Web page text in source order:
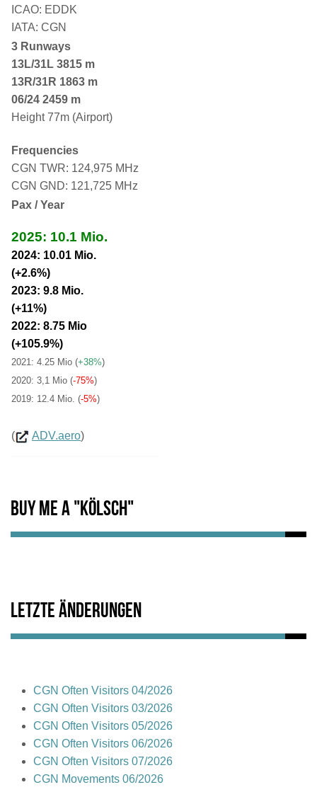
ICAO: EDDK
IATA: CGN
3 Runways
13L/31L 3815 m
13R/31R 1863 m
06/24 2459 m
Height 77m (Airport)
Frequencies
CGN TWR: 124,975 MHz
CGN GND: 121,725 MHz
Pax / Year
2025: 10.1 Mio.
2024: 10.01 Mio.
(+2.6%)
2023: 9.8 Mio.
(+11%)
2022: 8.75 Mio
(+105.9%)
2021: 4.25 Mio (+38%)
2020: 3,1 Mio (-75%)
2019: 12.4 Mio. (-5%)
( ADV.aero)
Buy me a "Kölsch"
Letzte Änderungen
CGN Often Visitors 04/2026
CGN Often Visitors 03/2026
CGN Often Visitors 05/2026
CGN Often Visitors 06/2026
CGN Often Visitors 07/2026
CGN Movements 06/2026